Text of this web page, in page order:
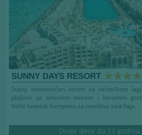
SUNNY DAYS RESORT
Stariji ekonomičan resort sa veštačkom
plažom sa tirkiznim morem i koralnim
Veliki hotelski kompleks sa mnoštvo sadržaja.
Dvoje dece do 13